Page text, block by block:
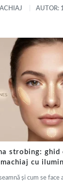
AUTOR:
strobing: ghid
cu
și cum se face